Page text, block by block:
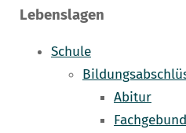
Lebenslagen
Schule
Abitur